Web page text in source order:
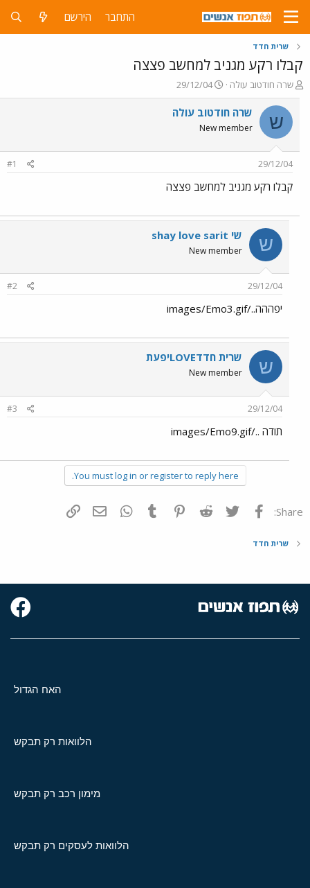
התחבר הירשם
שרית חדד
קבלו רקע מגניב למחשב פצצה
פ
ו
ת
ח
ה
ש
א
שרה חודטוב עולה
פ
ו
ר
ם
ר
29/12/04
ש שרה חודטוב עולה
New member
29/12/04
#1
קבלו רקע מגניב למחשב פצצה
ש שי shay love sarit
New member
29/12/04
#2
יפההה../images/Emo3.gif
ש שרית חדדLOVEיפעת
New member
29/12/04
#3
תודה ../images/Emo9.gif
You must log in or register to reply here.
Share: פייסבוק Twitter
Reddit
Pinterest
Tumblr
WhatsAppדואר אלקטרוני
שרית חדד
האח הגדול
הלוואות רק תבקש
מימון רכב רק תבקש
הלוואות לעסקים רק תבקש